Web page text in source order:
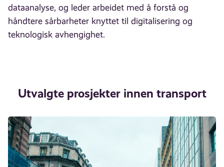
dataanalyse, og leder arbeidet med å forstå og
håndtere sårbarheter knyttet til digitalisering og
teknologisk avhengighet.
Utvalgte prosjekter innen transport